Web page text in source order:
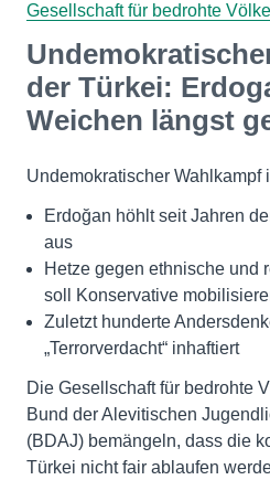
Gesellschaft für bedrohte
der Türkei:
Weichen längst
Undemokratischer Wahlkampf
Erdoğan höhlt seit Jahren
aus
Hetze gegen ethnische und
soll Konservative
Zuletzt hunderte
„Terrorverdacht“ inhaftiert
Die Gesellschaft für bedrohte
Bund der Alevitischen
(BDAJ) bemängeln, dass die
Türkei nicht fair ablaufen